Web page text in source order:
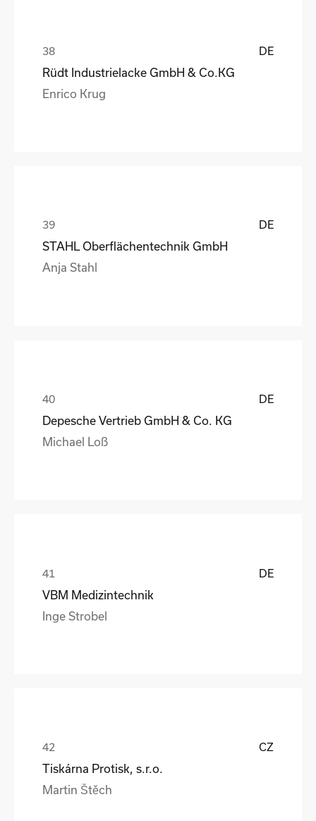
DE
Rüdt Industrielacke GmbH & Co.KG
Enrico Krug
DE
STAHL Oberflächentechnik GmbH
Anja Stahl
DE
Depesche Vertrieb GmbH & Co. KG
Michael Loß
DE
VBM Medizintechnik
Inge Strobel
CZ
Tiskárna Protisk, s.r.o.
Martin Štěch